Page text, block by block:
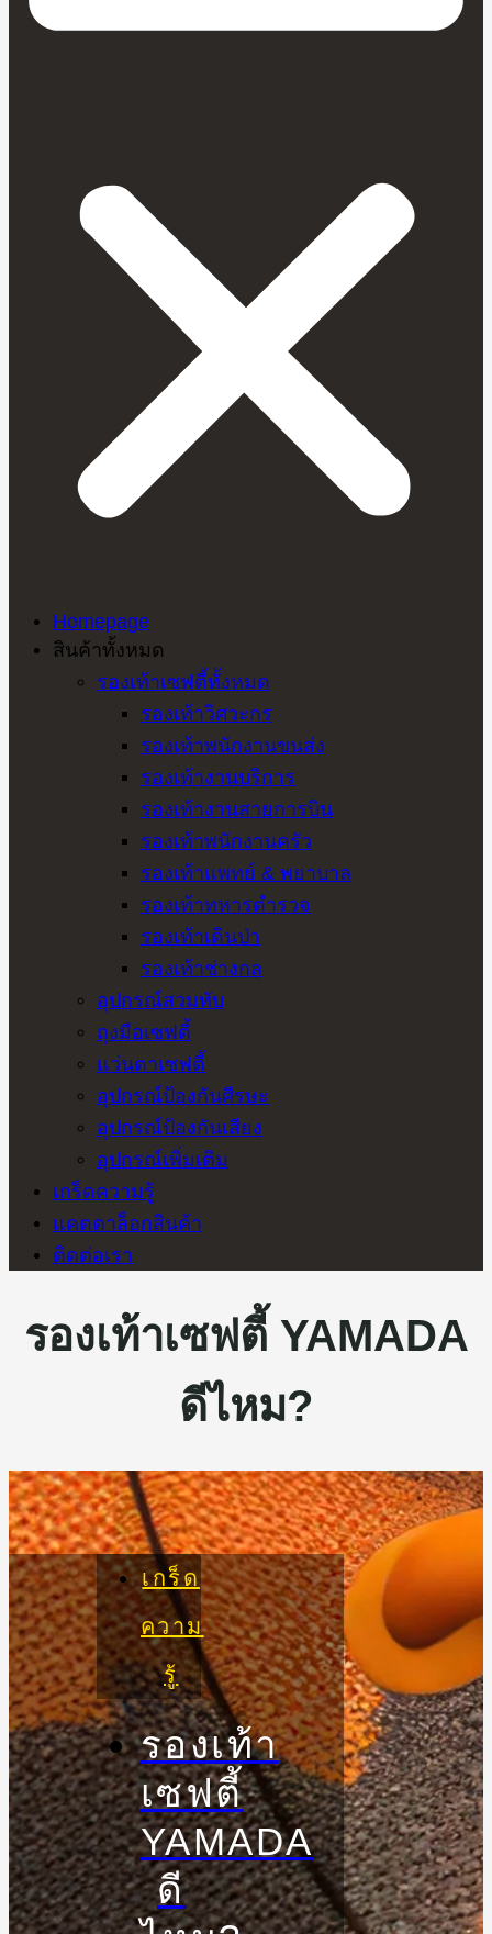
Homepage
สินค้าทั้งหมด
รองเท้าเซฟตี้ทั้งหมด
รองเท้าวิศวะกร
รองเท้าพนักงานขนส่ง
รองเท้างานบริการ
รองเท้างานสายการบิน
รองเท้าพนักงานครัว
รองเท้าแพทย์ & พยาบาล
รองเท้าทหารตำรวจ
รองเท้าเดินป่า
รองเท้าช่างกล
อุปกรณ์สวมทับ
ถุงมือเซฟตี้
แว่นตาเซฟตี้
อุปกรณ์ป้องกันศีรษะ
อุปกรณ์ป้องกันเสียง
อุปกรณ์เพิ่มเติม
เกร็ดความรู้
แคตตาล็อกสินค้า
ติดต่อเรา
รองเท้าเซฟตี้ YAMADA
ดีไหม?
เกร็ด
ความ
รู้
รองเท้า
เซฟตี้
YAMADA
ดี